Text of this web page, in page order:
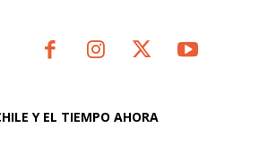
Y EL TIEMPO AHORA